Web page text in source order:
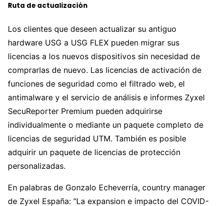
Ruta de actualización
Los clientes que deseen actualizar su antiguo
hardware USG a USG FLEX pueden migrar sus
licencias a los nuevos dispositivos sin necesidad de
comprarlas de nuevo. Las licencias de activación de
funciones de seguridad como el filtrado web, el
antimalware y el servicio de análisis e informes Zyxel
SecuReporter Premium pueden adquirirse
individualmente o mediante un paquete completo de
licencias de seguridad UTM. También es posible
adquirir un paquete de licencias de protección
personalizadas.
En palabras de Gonzalo Echeverría, country manager
de Zyxel España: “La expansion e impacto del COVID-